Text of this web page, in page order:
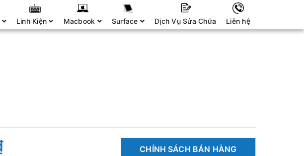
Linh Kiện Macbook Surface Dịch Vụ Sửa Chữa Liên hệ
CHÍNH SÁCH BÁN HÀNG